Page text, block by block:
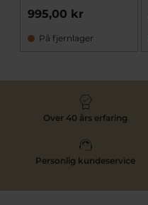
995,00 kr
På fjernlager
Over 40 års erfaring
Personlig kundeservice